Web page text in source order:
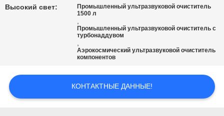
СПРОСИТЕ
КАРТА
Высокий свет:
Промышленный ультразвуковой очиститель
1500 л
,
Промышленный ультразвуковой очиститель с
турбонаддувом
,
Аэрокосмический ультразвуковой очиститель
компонентов
КОНТАКТНЫЕ ДАННЫЕ!